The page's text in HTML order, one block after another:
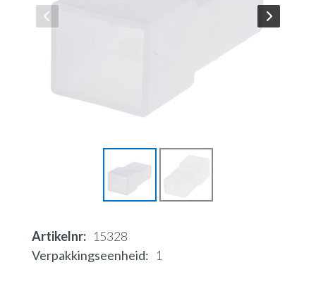
Artikelnr
15328
Verpakkingseenheid
1